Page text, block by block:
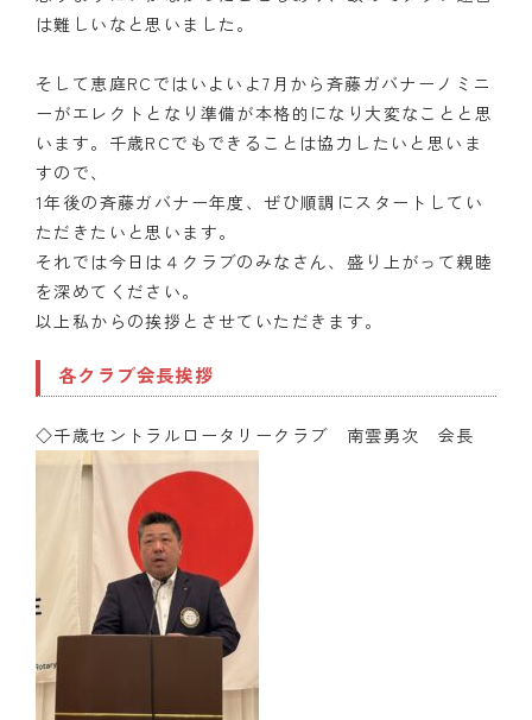
は難しいなと思いました。
そして恵庭RCではいよいよ7月から斉藤ガバナーノミニ
ーがエレクトとなり準備が本格的になり大変なことと思
います。千歳RCでもできることは協力したいと思いま
すので、
1年後の斉藤ガバナー年度、ぜひ順調にスタートしてい
ただきたいと思います。
それでは今日は４クラブのみなさん、盛り上がって親睦
を深めてください。
以上私からの挨拶とさせていただきます。
各クラブ会長挨拶
◇千歳セントラルロータリークラブ 南雲勇次 会長